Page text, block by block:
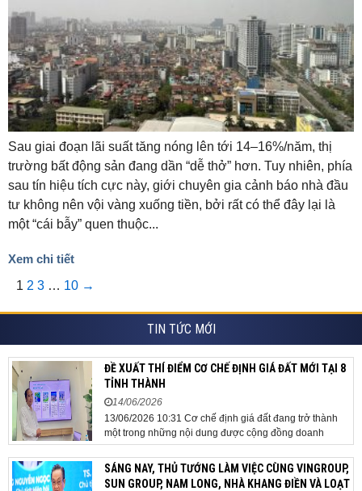
Sau giai đoạn lãi suất tăng nóng lên tới 14–16%/năm, thị
trường bất động sản đang dần “dễ thở” hơn. Tuy nhiên, phía
sau tín hiệu tích cực này, giới chuyên gia cảnh báo nhà đầu
tư không nên vội vàng xuống tiền, bởi rất có thể đây lại là
một “cái bẫy” quen thuộc...
Xem chi tiết
1 2 3 … 10 →
TIN TỨC MỚI
ĐỀ XUẤT THÍ ĐIỂM CƠ CHẾ ĐỊNH GIÁ ĐẤT MỚI TẠI 8
TỈNH THÀNH
14/06/2026
13/06/2026 10:31 Cơ chế định giá đất đang trở thành
một trong những nội dung được cộng đồng doanh
nghiệp, các chuyên gia và cơ quan quản lý đặc biệt
quan tâm khi tác động trực tiếp đến quá trình triển khai
dự án, thu hút đầu tư và sự phát triển ổn định của...
SÁNG NAY, THỦ TƯỚNG LÀM VIỆC CÙNG VINGROUP,
SUN GROUP, NAM LONG, NHÀ KHANG ĐIỀN VÀ LOẠT